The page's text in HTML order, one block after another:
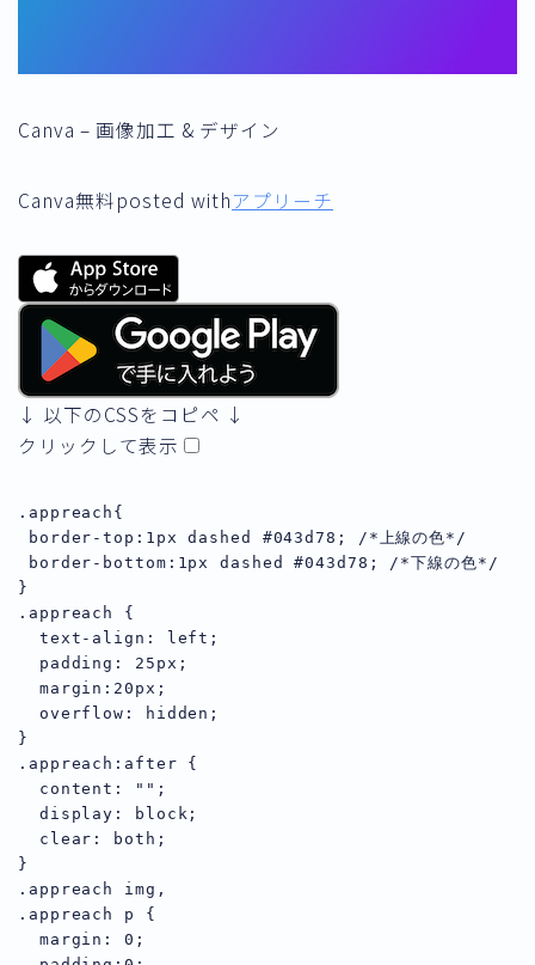
Canva – 画像加工 & デザイン
Canva無料posted withアプリーチ
↓ 以下のCSSをコピペ ↓
クリックして表示
.appreach{
border-top:1px dashed #043d78; /*上線の色*/
border-bottom:1px dashed #043d78; /*下線の色*/
}
.appreach {
  text-align: left;
  padding: 25px;
  margin:20px;
  overflow: hidden;
}
.appreach:after {
  content: "";
  display: block;
  clear: both;
}
.appreach img,
.appreach p {
  margin: 0;